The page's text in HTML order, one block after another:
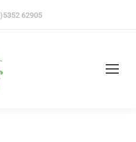
62905